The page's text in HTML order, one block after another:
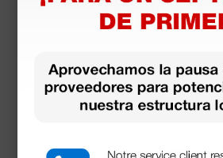
Vendaje de enyesado
blanco - 5 cm × 3,65 m
143,44 € 163,00 €